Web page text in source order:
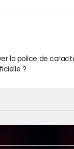
la police de
?